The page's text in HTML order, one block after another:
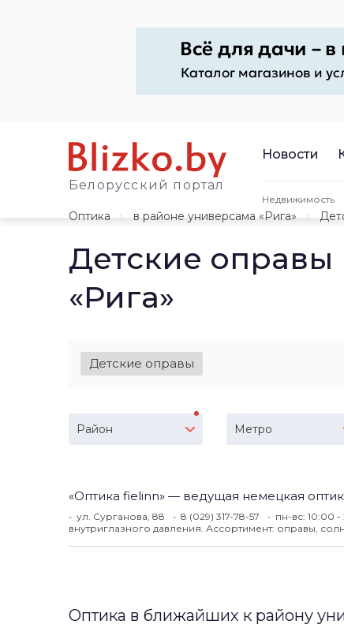
Белорусский портал
Новости
Недвижимость
Оптика
в районе универсама «Рига»
Детские
«Рига»
Детские оправы
Район Метро
«Оптика fielinn» — ведущая немецкая
ул. Сурганова, 88 8 (029) 317-78-57 пн-вс: 10:00
внутриглазного давления. Ассортимент: оправы,
Оптика в ближайших к району